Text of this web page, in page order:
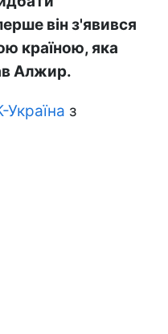
він з'явився
країною, яка
Алжир.
Україна з